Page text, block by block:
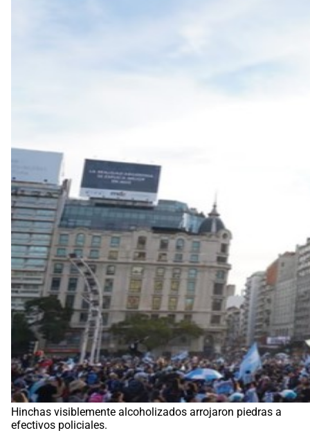
Hinchas visiblemente alcoholizados arrojaron piedras a
efectivos policiales.